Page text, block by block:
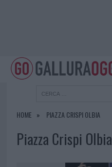
HOME PIAZZA CRISPI OLBIA
Piazza Crispi Olbia